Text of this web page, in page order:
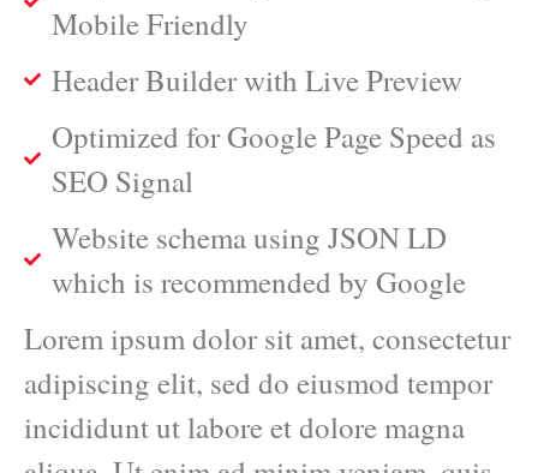
Mobile Friendly
Header Builder with Live Preview
Optimized for Google Page Speed as
SEO Signal
Website schema using JSON LD
which is recommended by Google
Lorem ipsum dolor sit amet, consectetur
adipiscing elit, sed do eiusmod tempor
incididunt ut labore et dolore magna